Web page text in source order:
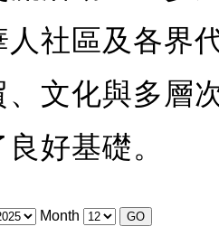
人社區及各界
、文化與多層
好基礎。
Month